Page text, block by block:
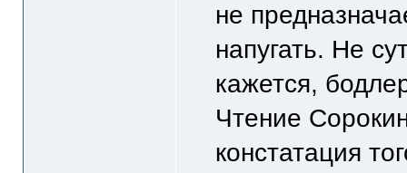
не
напугать. Не
кажется,
Чтение
констатация